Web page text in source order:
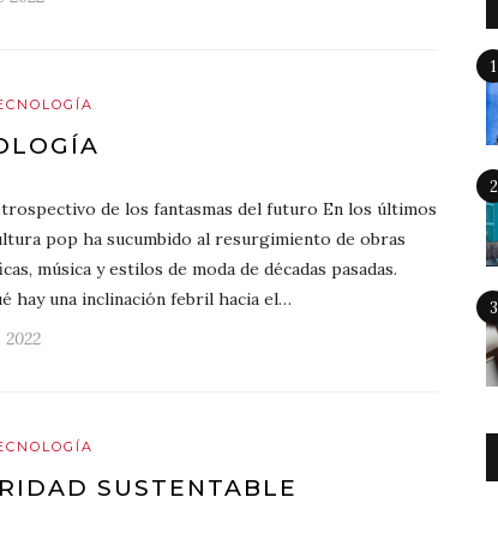
de los fantasmas del futuro En los últimos
pop ha sucumbido al resurgimiento de obras
música y estilos de moda de décadas pasadas.
hay una inclinación febril hacia el…
2022
SUSTENTABLE
1
2
3